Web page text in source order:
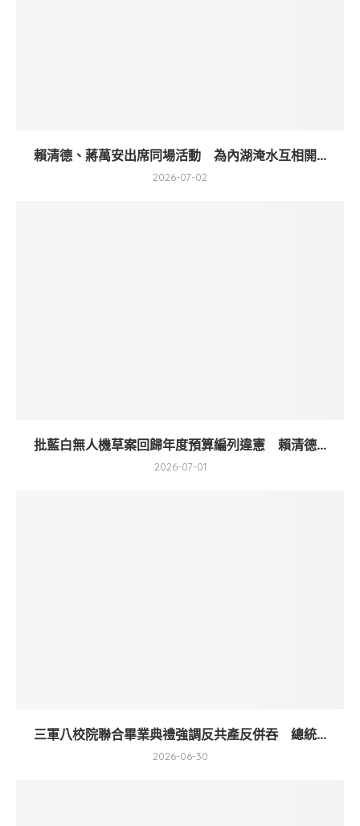
賴清德、蔣萬安出席同場活動 為內湖淹水互相開...
2026-07-02
批藍白無人機草案回歸年度預算編列違憲 賴清德...
2026-07-01
三軍八校院聯合畢業典禮強調反共產反併吞 總統...
2026-06-30